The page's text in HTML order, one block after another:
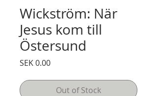
Wickström: När
Jesus kom till
Östersund
SEK 0.00Price
Out of Stock